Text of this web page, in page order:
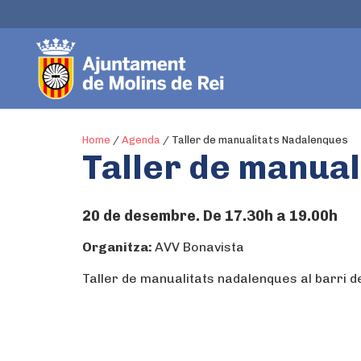
Home / Agenda / Taller de manualitats Nadalenques
Taller de
20 de desembre. De 17.30h a 19.00h
Organitza: AVV Bonavista
Taller de manualitats nadalenques al barri